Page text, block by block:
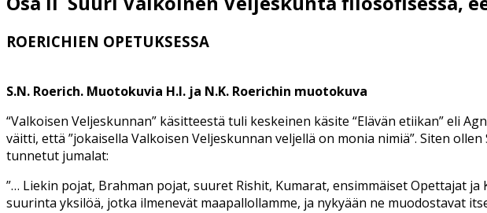
ROERICHIEN OPETUKSESSA
S.N. Roerich. Muotokuvia H.I. ja N.K. Roerichin muotokuva
“Valkoisen Veljeskunnan” käsitteestä tuli keskeinen käsite “Elävän etiikan” eli
väitti, että ”jokaisella Valkoisen Veljeskunnan veljellä on monia nimiä”. Siten
tunnetut jumalat:
”… Liekin pojat, Brahman pojat, suuret Rishit, Kumarat, ensimmäiset Opettajat
suurinta yksilöä, jotka ilmenevät maapallollamme, ja nykyään ne muodostavat